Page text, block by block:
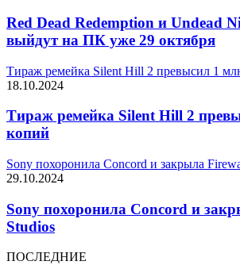
Red Dead Redemption и Undead
выйдут на ПК уже 29 октября
Тираж ремейка Silent Hill 2 превысил 1
18.10.2024
Тираж ремейка Silent Hill 2
копий
Sony похоронила Concord и закрыла
29.10.2024
Sony похоронила Concord и
Studios
ПОСЛЕДНИЕ